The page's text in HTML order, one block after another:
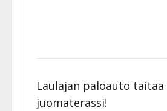
Laulajan paloauto
juomaterassi!